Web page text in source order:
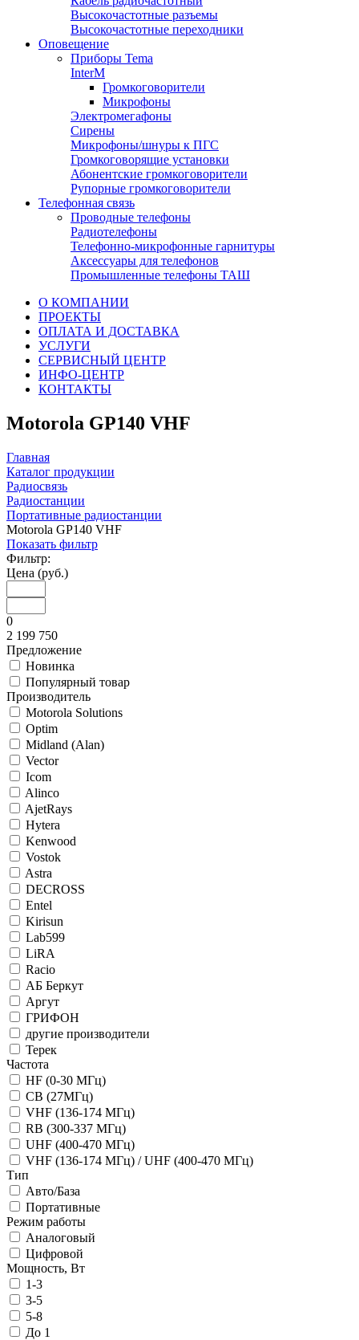
Высокочастотные разъемы
Высокочастотные переходники
Оповещение
Приборы Tema
InterM
Громкоговорители
Микрофоны
Электромегафоны
Сирены
Микрофоны/шнуры к ПГС
Громкоговорящие установки
Абонентские громкоговорители
Рупорные громкоговорители
Телефонная связь
Проводные телефоны
Радиотелефоны
Телефонно-микрофонные гарнитуры
Аксессуары для телефонов
Промышленные телефоны ТАШ
О КОМПАНИИ
ПРОЕКТЫ
ОПЛАТА И ДОСТАВКА
УСЛУГИ
СЕРВИСНЫЙ ЦЕНТР
ИНФО-ЦЕНТР
КОНТАКТЫ
Motorola GP140 VHF
Главная
Каталог продукции
Радиосвязь
Радиостанции
Портативные радиостанции
Motorola GP140 VHF
Показать фильтр
Фильтр:
Цена (руб.)
0
2 199 750
Предложение
Новинка
Популярный товар
Производитель
Motorola Solutions
Optim
Midland (Alan)
Vector
Icom
Alinco
AjetRays
Hytera
Kenwood
Vostok
Astra
DECROSS
Entel
Kirisun
Lab599
LiRA
Racio
АБ Беркут
Аргут
ГРИФОН
другие производители
Терек
Частота
HF (0-30 МГц)
CB (27МГц)
VHF (136-174 МГц)
RB (300-337 МГц)
UHF (400-470 МГц)
VHF (136-174 МГц) / UHF (400-470 МГц)
Тип
Авто/База
Портативные
Режим работы
Аналоговый
Цифровой
Мощность, Вт
1-3
3-5
5-8
До 1